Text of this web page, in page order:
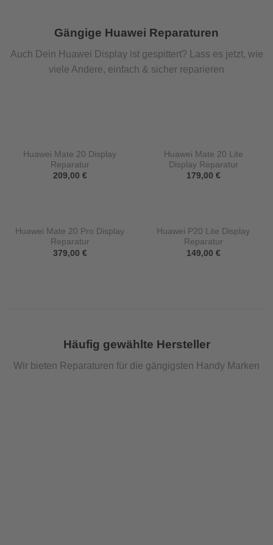
Gängige Huawei Reparaturen
Auch Dein Huawei Display ist gespittert? Lass es jetzt, wie
viele Andere, einfach & sicher reparieren
Huawei Mate 20 Display
Reparatur
209,00 €
Huawei Mate 20 Lite
Display Reparatur
179,00 €
Huawei Mate 20 Pro Display
Reparatur
379,00 €
Huawei P20 Lite Display
Reparatur
149,00 €
Häufig gewählte Hersteller
Wir bieten Reparaturen für die gängigsten Handy Marken